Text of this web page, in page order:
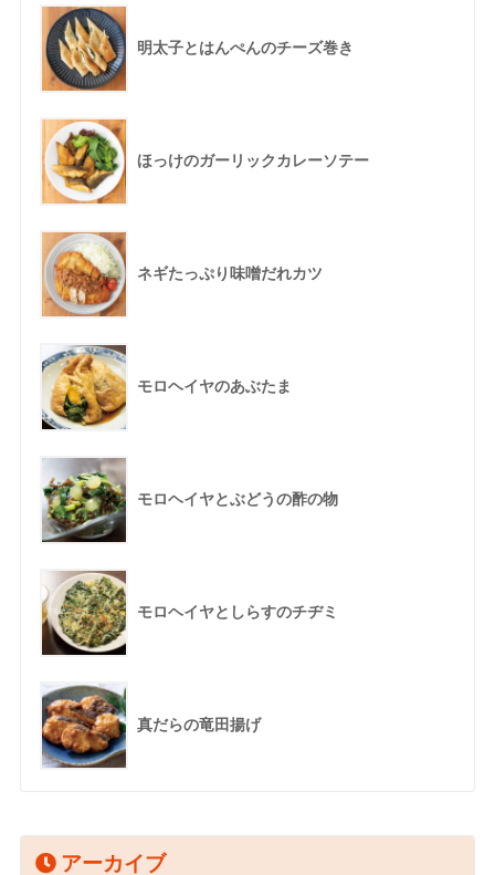
明太子とはんぺんのチーズ巻き
ほっけのガーリックカレーソテー
ネギたっぷり味噌だれカツ
モロヘイヤのあぶたま
モロヘイヤとぶどうの酢の物
モロヘイヤとしらすのチヂミ
真だらの竜田揚げ
アーカイブ